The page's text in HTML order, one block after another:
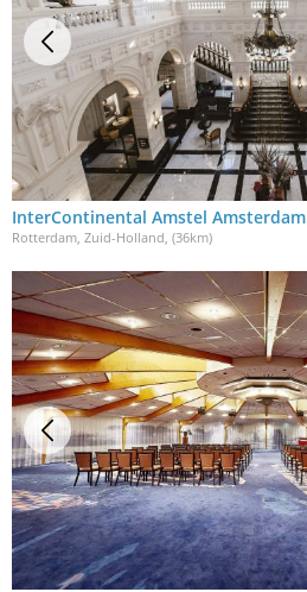
InterContinental Amstel Amsterdam
Rotterdam, Zuid-Holland, (36km)